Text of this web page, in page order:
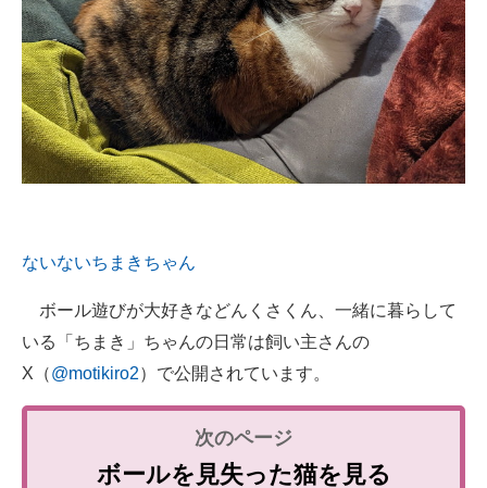
ないないちまきちゃん
ボール遊びが大好きなどんくさくん、一緒に暮らして
いる「ちまき」ちゃんの日常は飼い主さんの
X（@motikiro2）で公開されています。
ボールを見失った猫を見る